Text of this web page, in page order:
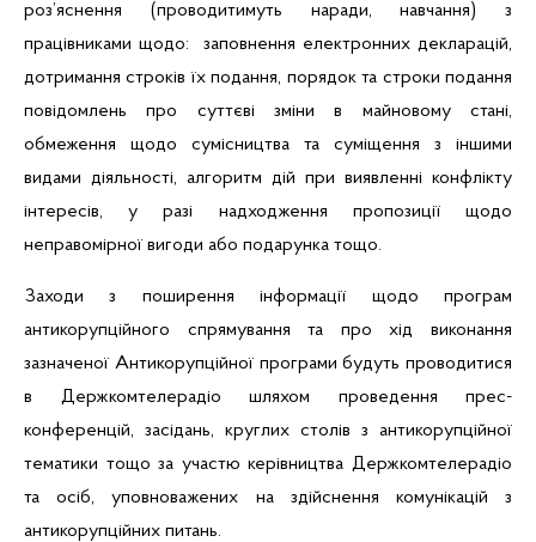
роз’яснення (проводитимуть наради, навчання) з
працівниками щодо: заповнення електронних декларацій,
дотримання строків їх подання, порядок та строки подання
повідомлень про суттєві зміни в майновому стані,
обмеження щодо сумісництва та суміщення з іншими
видами діяльності, алгоритм дій при виявленні конфлікту
інтересів, у разі надходження пропозиції щодо
неправомірної вигоди або подарунка тощо.
Заходи з поширення інформації щодо програм
антикорупційного спрямування та про хід виконання
зазначеної Антикорупційної програми будуть проводитися
в Держкомтелерадіо шляхом проведення прес-
конференцій, засідань, круглих столів з антикорупційної
тематики тощо за участю керівництва Держкомтелерадіо
та осіб, уповноважених на здійснення комунікацій з
антикорупційних питань.